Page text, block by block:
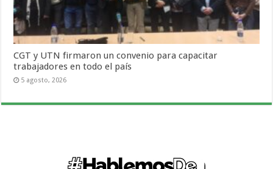
CGT y UTN firmaron un convenio para capacitar
trabajadores en todo el país
5 agosto, 2026